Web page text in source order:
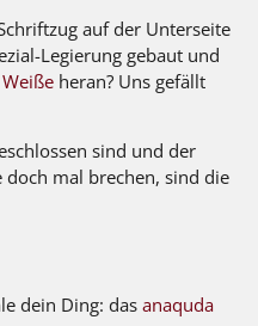
auf der Unterseite
Legierung gebaut und
Weiße heran? Uns gefällt
sind und der
mal brechen, sind die
dein Ding: das anaquda